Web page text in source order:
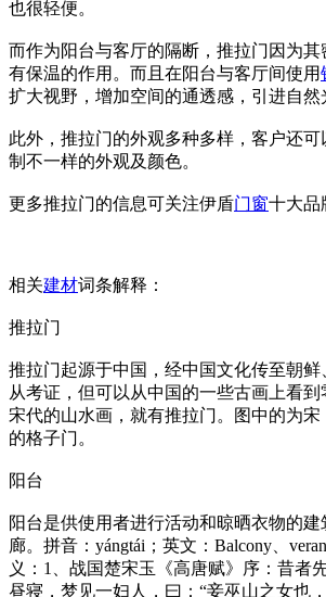
也很轻便。
而作为阳台与客厅的隔断，推拉门因为
有保温的作用。而且在阳台与客厅间使用
扩大视野，增加空间的通透感，引进自然
此外，推拉门的外观多种多样，客户还
制不一样的外观及颜色。
更多推拉门的信息可关注伊盾门窗十大品
相关建材词条解释：
推拉门
推拉门起源于中国，经中国文化传至朝
从考证，但可以从中国的一些古画上看
宋代的山水画，就有推拉门。图中的为
的格子门。
阳台
阳台是供使用者进行活动和晾晒衣物的
廊。拼音：yángtái；英文：Balcony、
义：1、战国楚宋玉《高唐赋》序：昔者
昼寝，梦见一妇人，曰：“妾巫山之女也